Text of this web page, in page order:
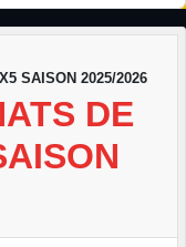
SAISON 2025/2026
DE